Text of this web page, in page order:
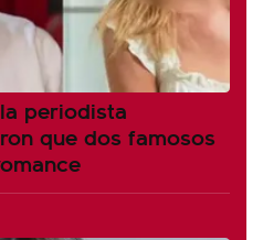
periodista
que dos famosos